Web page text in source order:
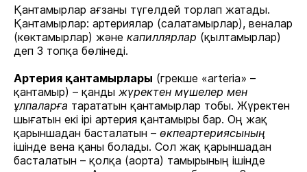
Қантамырлар ағзаны түгелдей торлап жатады.
Қантамырлар: артериялар (салатамырлар), веналар
(көктамырлар) және капиллярлар (қылтамырлар)
деп 3 топқа бөлінеді.
Артерия қантамырлары (грекше «arterіa» –
қантамыр) – қанды жүректен мүшелер мен
ұлпаларға тарататын қантамырлар тобы. Жүректен
шығатын екі ірі артерия қантамыры бар. Оң жақ
қарыншадан басталатын – өкпеартериясының
ішінде вена қаны болады. Сол жақ қарыншадан
басталатын – қолқа (аорта) тамырының ішінде